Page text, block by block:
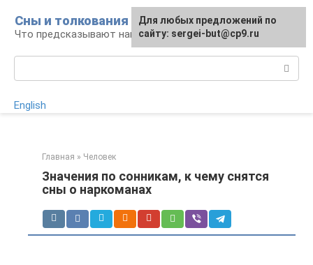
контенту
Сны и толкования
Что предсказывают нам наши сны
English
Главная » Человек
Значения по сонникам, к чему снятся
сны о наркоманах
Для любых предложений по
сайту: [email protected]
Для любых предложений по
сайту: sergei-but@cp9.ru